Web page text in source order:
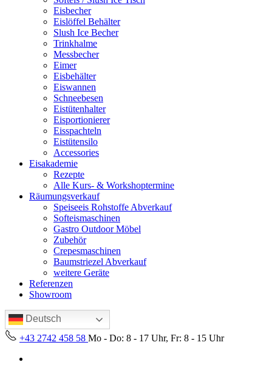
Eisbecher
Eislöffel Behälter
Slush Ice Becher
Trinkhalme
Messbecher
Eimer
Eisbehälter
Eiswannen
Schneebesen
Eistütenhalter
Eisportionierer
Eisspachteln
Eistütensilo
Accessories
Eisakademie
Rezepte
Alle Kurs- & Workshoptermine
Räumungsverkauf
Speiseeis Rohstoffe Abverkauf
Softeismaschinen
Gastro Outdoor Möbel
Zubehör
Crepesmaschinen
Baumstriezel Abverkauf
weitere Geräte
Referenzen
Showroom
Deutsch
+43 2742 458 58 Mo - Do: 8 - 17 Uhr, Fr: 8 - 15 Uhr